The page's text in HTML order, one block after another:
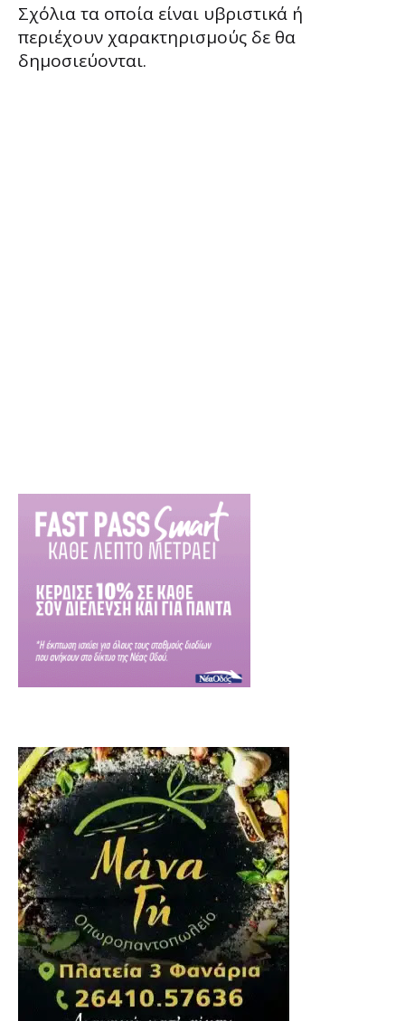
Σχόλια τα οποία είναι υβριστικά ή
περιέχουν χαρακτηρισμούς δε θα
δημοσιεύονται.